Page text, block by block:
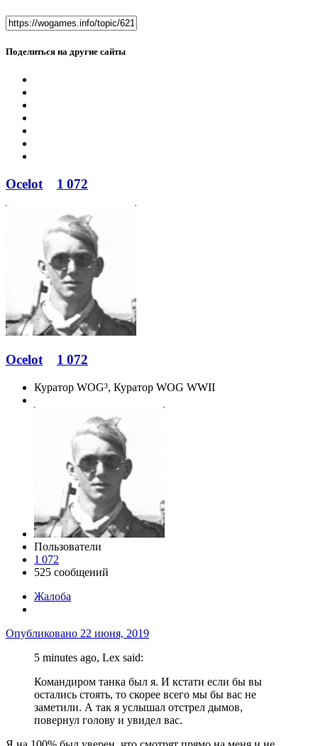
Поделиться на другие сайты
Ocelot 1 072
Ocelot 1 072
Куратор WOG³, Куратор WOG WWII
Пользователи
1 072
525 сообщений
Жалоба
Опубликовано 22 июня, 2019
5 minutes ago, Lex said:
Командиром танка был я. И кстати если бы вы
остались стоять, то скорее всего мы бы вас не
заметили. А так я услышал отстрел дымов,
повернул голову и увидел вас.